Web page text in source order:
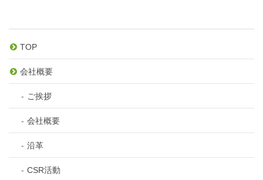
TOP
会社概要
ご挨拶
会社概要
沿革
CSR活動